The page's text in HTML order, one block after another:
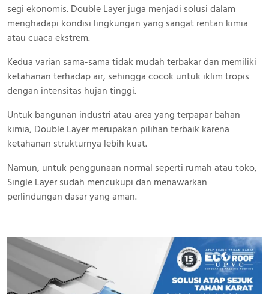
segi ekonomis. Double Layer juga menjadi solusi dalam
menghadapi kondisi lingkungan yang sangat rentan kimia
atau cuaca ekstrem.
Kedua varian sama-sama tidak mudah terbakar dan memiliki
ketahanan terhadap air, sehingga cocok untuk iklim tropis
dengan intensitas hujan tinggi.
Untuk bangunan industri atau area yang terpapar bahan
kimia, Double Layer merupakan pilihan terbaik karena
ketahanan strukturnya lebih kuat.
Namun, untuk penggunaan normal seperti rumah atau toko,
Single Layer sudah mencukupi dan menawarkan
perlindungan dasar yang aman.